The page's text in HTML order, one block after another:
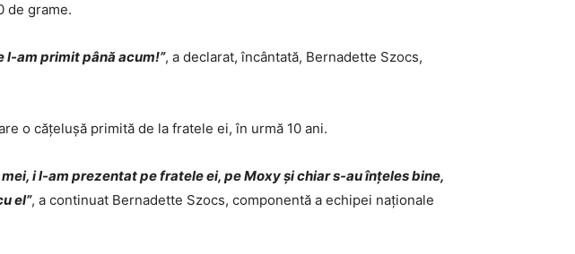
de grame.
l-am primit până acum!”, a declarat, încântată, Bernadette Szocs,
o cățelușă primită de la fratele ei, în urmă 10 ani.
i l-am prezentat pe fratele ei, pe Moxy și chiar s-au înțeles bine,
el”, a continuat Bernadette Szocs, componentă a echipei naționale